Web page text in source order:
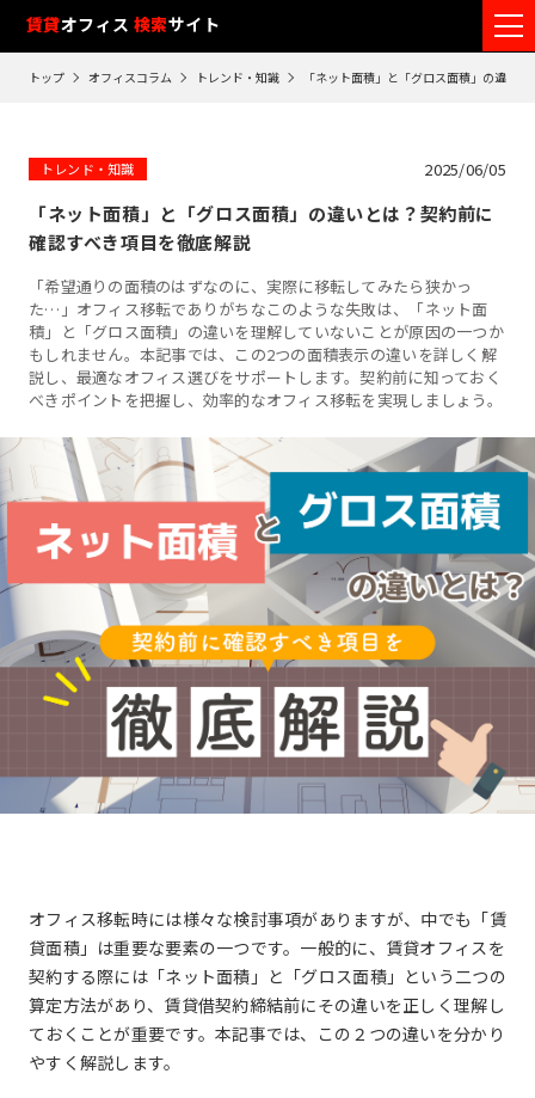
賃貸オフィス 検索サイト
トップ オフィスコラム トレンド・知識 「ネット面積」と「グロス面積」の違い
2025/06/05
トレンド・知識
「ネット面積」と「グロス面積」の違いとは？契約前に
確認すべき項目を徹底解説
「希望通りの面積のはずなのに、実際に移転してみたら狭かっ
た…」オフィス移転でありがちなこのような失敗は、「ネット面
積」と「グロス面積」の違いを理解していないことが原因の一つか
もしれません。本記事では、この2つの面積表示の違いを詳しく解
説し、最適なオフィス選びをサポートします。契約前に知っておく
べきポイントを把握し、効率的なオフィス移転を実現しましょう。
オフィス移転時には様々な検討事項がありますが、中でも「賃
貸面積」は重要な要素の一つです。一般的に、賃貸オフィスを
契約する際には「ネット面積」と「グロス面積」という二つの
算定方法があり、賃貸借契約締結前にその違いを正しく理解し
ておくことが重要です。本記事では、この２つの違いを分かり
やすく解説します。
フ
ロ
ア
覧
歴
閲
覧
履
歴
は
90
過
ぎ
と
動
に
削